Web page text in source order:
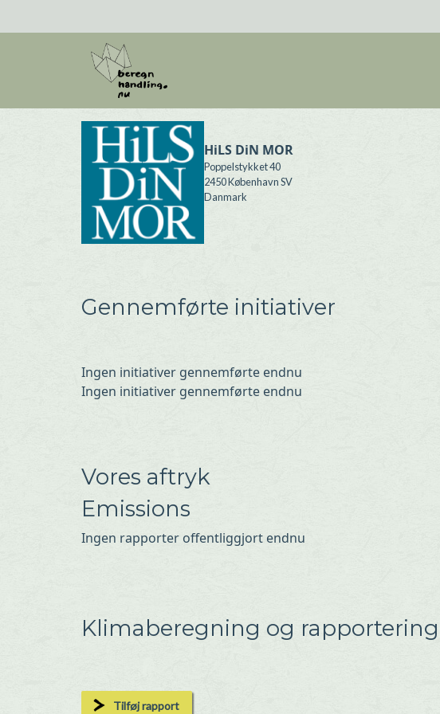
HiLS DiN MOR
Poppelstykket 40
2450København SV
Danmark
Gennemførte initiativer
Ingen initiativer gennemførte endnu
Ingen initiativer gennemførte endnu
Vores aftryk
Emissions
Ingen rapporter offentliggjort endnu
Klimaberegning og rapportering
Tilføj rapport